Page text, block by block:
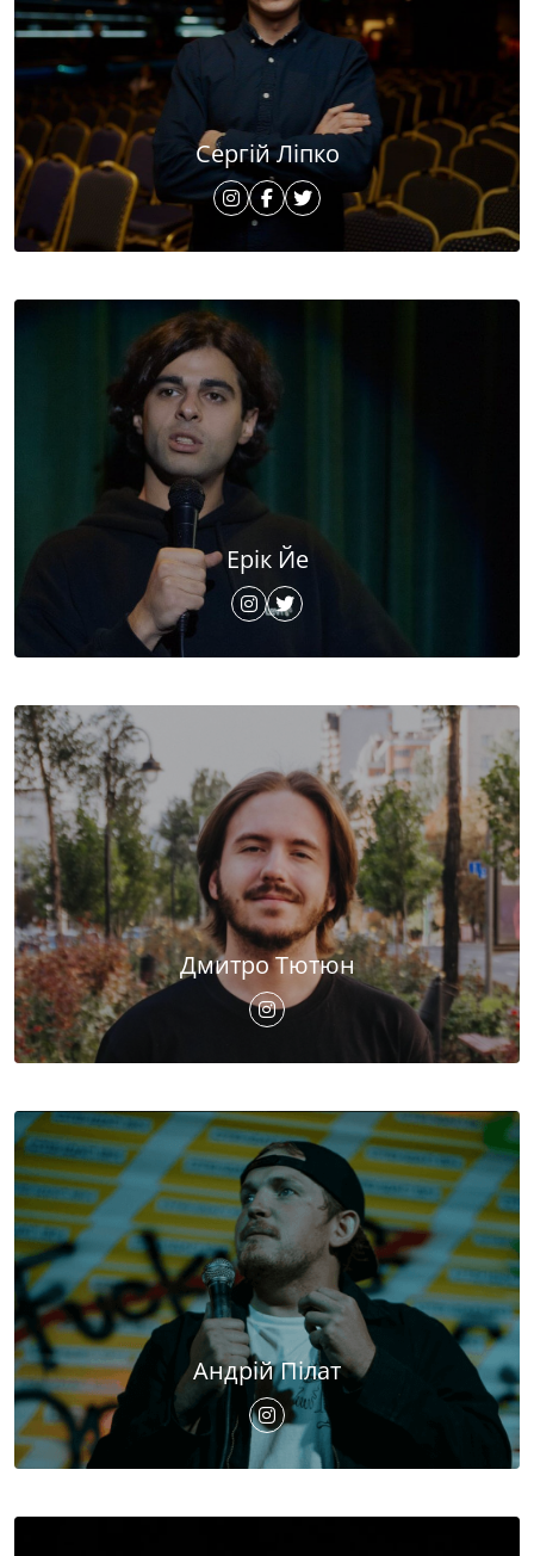
Сергій Ліпко
Ерік Йе
Дмитро Тютюн
Андрій Пілат